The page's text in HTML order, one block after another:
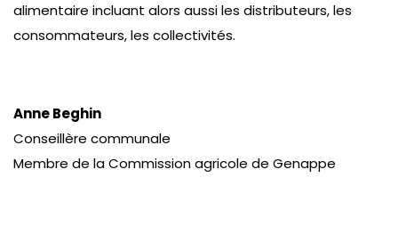
alimentaire incluant alors aussi les distributeurs, les
consommateurs, les collectivités.
Anne Beghin
Conseillère communale
Membre de la Commission agricole de Genappe